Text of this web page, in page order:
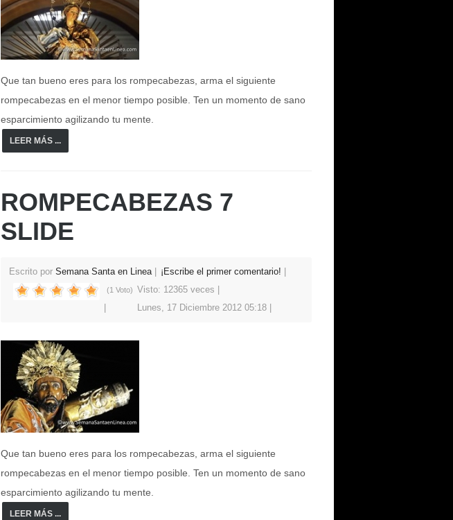
Que tan bueno eres para los rompecabezas, arma el siguiente
rompecabezas en el menor tiempo posible. Ten un momento de sano
esparcimiento agilizando tu mente.
LEER MÁS ...
ROMPECABEZAS 7
SLIDE
Escrito porSemana Santa en Linea ¡Escribe el primer comentario!
(1 Voto) Visto: 12365 veces
Lunes, 17 Diciembre 2012 05:18
Que tan bueno eres para los rompecabezas, arma el siguiente
rompecabezas en el menor tiempo posible. Ten un momento de sano
esparcimiento agilizando tu mente.
LEER MÁS ...